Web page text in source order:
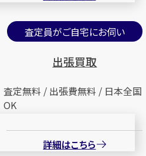
査定員がご自宅にお伺い
出張買取
査定無料 / 出張費無料 / 日本全国
OK
詳細はこちら